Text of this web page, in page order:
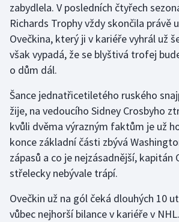
Golf
Gymnastika
Házená
Jezdectví
Judo
Krasobruslení
Lezení
Lyže a snowboard
zabydlela. V posledních čtyřech
Richards Trophy vždy skončila právě
Ovečkina, který ji v kariéře vyhrál už
však vypadá, že se blyštivá trofej
o dům dál.
Šance jednatřicetiletého ruského
žije, na vedoucího Sidney Crosbyho
kvůli dvěma výrazným faktům je už
konce základní části zbývá
zápasů a co je nejzásadnější, kapitán
střelecky nebývale trápí.
Ovečkin už na gól čeká dlouhých 10
vůbec nejhorší bilance v kariéře v